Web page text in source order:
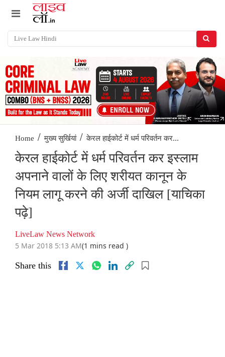
Home / मुख्य सुर्खियां / केरल हाईकोर्ट में धर्म परिवर्तन कर...
केरल हाईकोर्ट में धर्म परिवर्तन कर इस्लाम
अपनाने वालों के लिए शरीयत कानून के
नियम लागू करने की अर्जी दाखिल [याचिका
पढ़े]
LiveLaw News Network
5 Mar 2018 5:13 AM(1 mins read )
Share this